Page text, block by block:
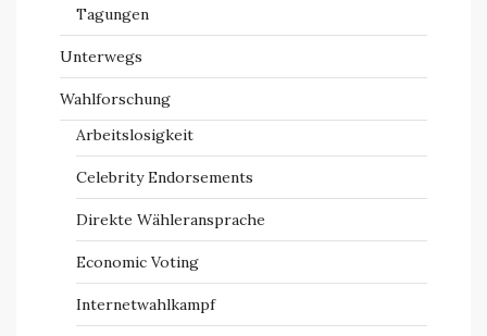
Tagungen
Unterwegs
Wahlforschung
Arbeitslosigkeit
Celebrity Endorsements
Direkte Wähleransprache
Economic Voting
Internetwahlkampf